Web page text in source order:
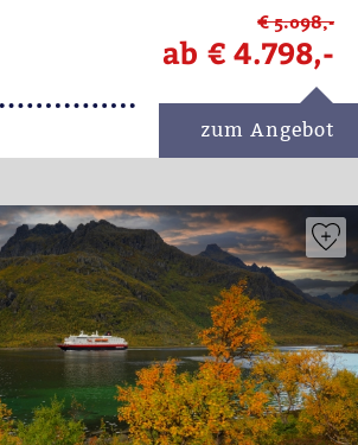
€ 5.098,-
ab € 4.798,-
zum Angebot